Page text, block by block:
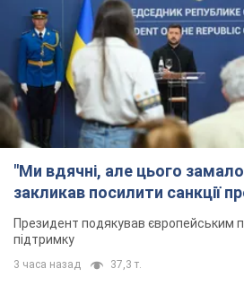
"Ми вдячні, але цього
закликав посилити санкції
Президент подякував європейським
підтримку
3 часа назад 37,3 т.